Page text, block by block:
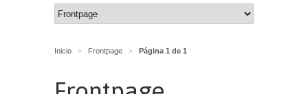
Inicio > Frontpage > Página 1 de 1